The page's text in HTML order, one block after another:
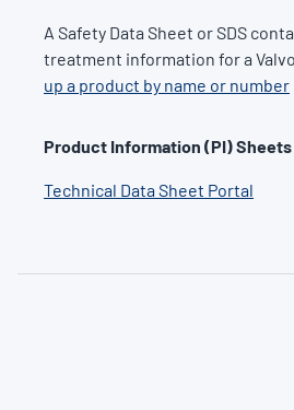
A Safety Data Sheet or SDS
treatment information for a
up a product by name or number
Product Information (PI) Sheets
Technical Data Sheet Portal